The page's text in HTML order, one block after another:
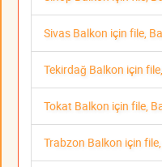
Sivas Balkon için file,
Tekirdağ Balkon için
Tokat Balkon için file,
Trabzon Balkon için